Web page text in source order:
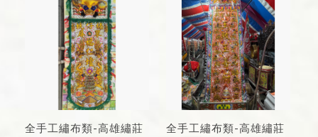
全手工繡布類-高雄繡莊
全手工繡布類-高雄繡莊